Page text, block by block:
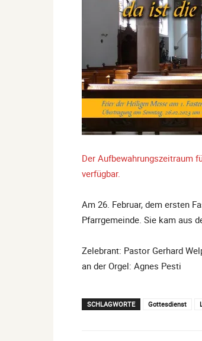
Der Aufbewahrungszeitraum
verfügbar.
Am 26. Februar, dem ersten
Pfarrgemeinde. Sie kam aus
Zelebrant: Pastor Gerhard
an der Orgel: Agnes Pesti
SCHLAGWORTE Gottesdienst